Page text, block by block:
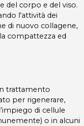
del corpo e del viso.
l'attività dei
di nuovo collagene,
compattezza ed
trattamento
per rigenerare,
di cellule
o in alcuni